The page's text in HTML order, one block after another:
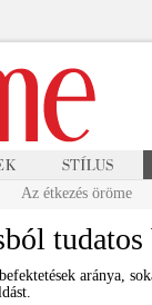
Az étkezés öröme
tudatos
aránya,